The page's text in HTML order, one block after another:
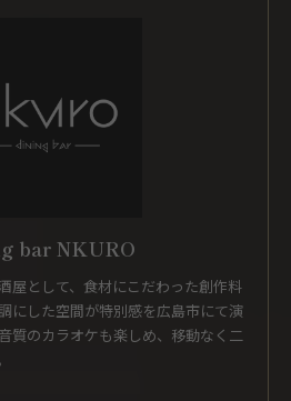
bar NKURO
屋として、食材にこだわった創作料
にした空間が特別感を広島市にて演
質のカラオケも楽しめ、移動なく二